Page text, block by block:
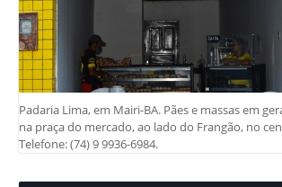
Padaria Lima, em Mairi-BA. Pães e massas em
na praça do mercado, ao lado do Frangão, no
Telefone: (74) 9 9936-6984.